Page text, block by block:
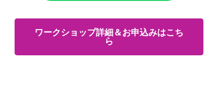
ワークショップ詳細＆お申込みはこち
ら